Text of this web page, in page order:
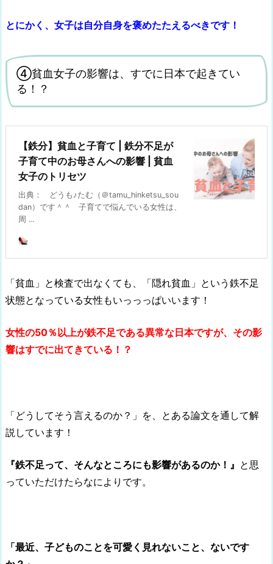
とにかく、女子は自分自身を褒めたたえるべきです！
④貧血女子の影響は、すでに日本で起きてい
る！？
【鉄分】貧血と子育て | 鉄分不足が
子育て中のお母さんへの影響 | 貧血
女子のトリセツ
出典： どうも♪たむ（＠tamu_hinketsu_sou
dan）です＾＾ 子育てで悩んでいる女性は、
周 ...
「貧血」と検査で出なくても、「隠れ貧血」という鉄不足
状態となっている女性もいっっっぱいいます！
女性の50％以上が鉄不足である異常な日本ですが、その影
響はすでに出てきている！？
「どうしてそう言えるのか？」を、とある論文を通して解
説しています！
『鉄不足って、そんなところにも影響があるのか！』 と思
っていただけたらなによりです。
「最近、子どものことを可愛く見れないこと、ないです